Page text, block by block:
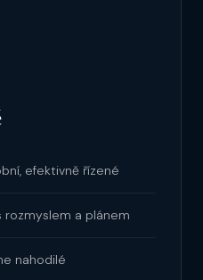
efektivně řízené
rozmyslem a plánem
nahodilé